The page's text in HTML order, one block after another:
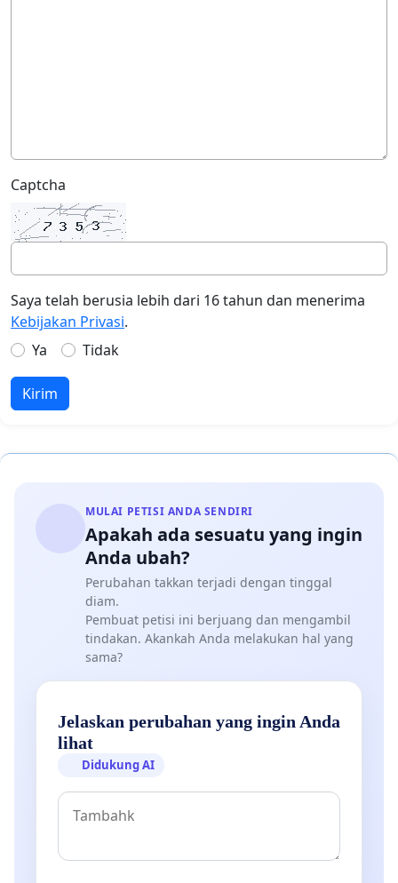
Captcha
Saya telah berusia lebih dari 16 tahun dan menerima
Kebijakan Privasi.
Ya
Tidak
Kirim
MULAI PETISI ANDA SENDIRI
Apakah ada sesuatu yang ingin
Anda ubah?
Perubahan takkan terjadi dengan tinggal
diam.
Pembuat petisi ini berjuang dan mengambil
tindakan. Akankah Anda melakukan hal yang
sama?
Jelaskan perubahan yang ingin Anda
lihat
Didukung AI